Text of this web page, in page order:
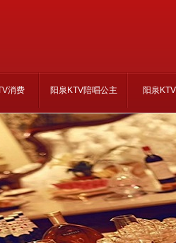
消费 阳泉KTV陪唱公主 阳泉